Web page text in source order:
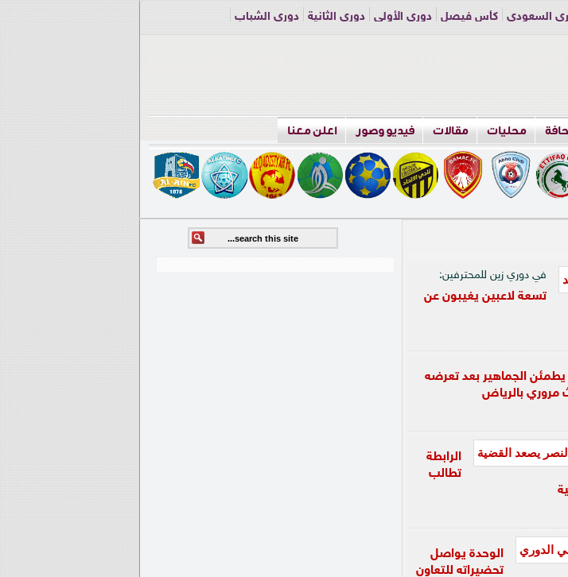
السعودي كأس فيصل دوري الأولى دوري الثانية
دوري الشباب
محليات مقالات فيديو وصور اعلن معنا
في دوري زين للمحترفين:
تسعة لاعبين يغيبون عن
يطمئن الجماهير بعد تعرضه
مروري بالرياض
الرابطة
تطالب
الوحدة يواصل
تحضيراته للتعاون